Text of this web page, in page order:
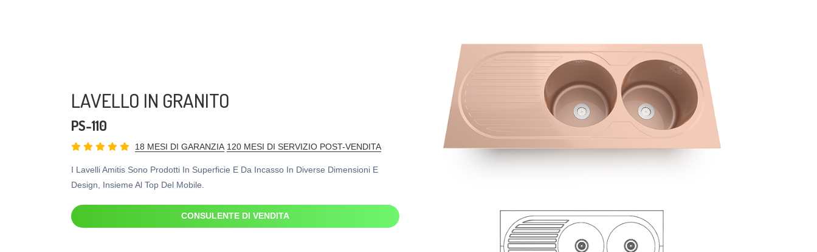
LAVELLO IN GRANITO
PS-110
18 MESI DI GARANZIA 120 MESI DI SERVIZIO POST-VENDITA
I Lavelli Amitis Sono Prodotti In Superficie E Da Incasso In Diverse Dimensioni E
Design, Insieme Al Top Del Mobile.
CONSULENTE DI VENDITA